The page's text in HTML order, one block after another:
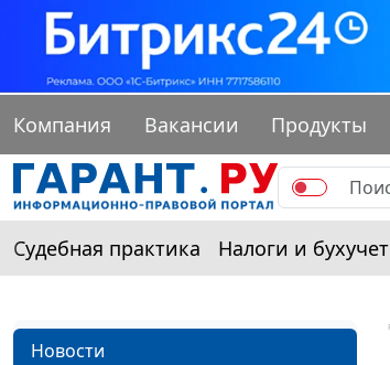
Компания Вакансии Продукты
Судебная практика Налоги и бухучет
Новости